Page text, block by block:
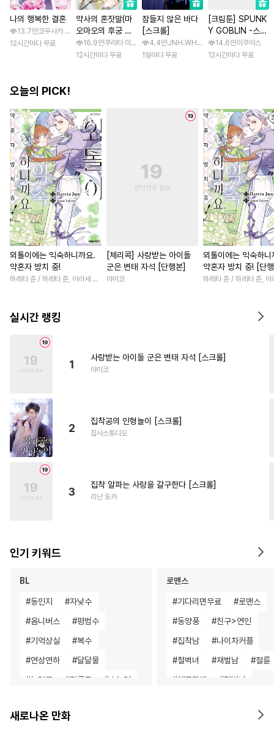
나의 행복한 결혼
13.7만코우사카 리토 / 아기토기 아쿠미
12시간마다 무료
약사의 혼잣말(마
오마오의 후궁 수
수께끼 풀이수첩)
16.9만쿠라타 미노지 / 휴우가 나츠
12시간마다 무료
잠들지 않은 바다
[스크롤]
4.4만JNH.WH Studio / Lasso
1일마다 무료
[크림툰] SPUNK
Y GOBLIN -스펑
키 고블린- [스크
롤]
14.6만이쿠야스
12시간마다 무료
오늘의 PICK!
외톨이에는 익숙하니까요.
약혼자 방치 중!
하레타 준 / 하레타 준, 아라세 야히로
[체리콕] 사랑받는 아이돌
군은 변태 자석 [단행본]
야이코
외톨이에는 익숙하니
약혼자 방치 중! [단
하레타 준 / 하레타 준, 아
실시간 랭킹
1
사랑받는 아이돌 군은 변태 자석 [스크롤]
야이코
2
집착공의 인형놀이 [스크롤]
집사스튜디오
3
집착 알파는 사랑을 갈구한다 [스크롤]
리난 토카
인기 키워드
BL
#동인지 #자낮수
#옴니버스 #평범수
#기억상실 #복수
#연상연하 #달달물
#능력공 #절륜공 # 초능력
#섹스파트너
로맨스
#기다리면무료 #로맨스
#동양풍 #친구>연인
#집착남 #나이차커플
#철벽녀 #재벌남 #절륜
#애증관계 #평범녀
서양
새로나온 만화